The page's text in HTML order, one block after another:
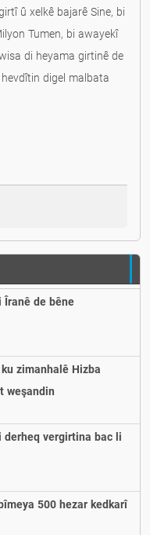
û xelkê bajarê Sine, bi
Tumen, bi awayekî
di heyama girtinê de
digel malbata
Îranê de bêne
zimanhalê Hizba
weşandin
derheq vergirtina bac li
500 hezar kedkarî